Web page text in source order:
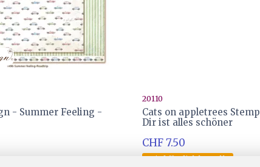
- Summer Feeling -
20110
Cats on appletrees
Dir ist alles schöner
CHF 7.50
Wird für dich bestellt